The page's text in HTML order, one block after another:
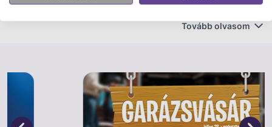
részlettel rendelkezik, ami segít, hogy igazi
ínyencségeket tudj elkészíteni. Az édességek színét és
fejleszted saját kézügyességed és a kreativitásod.
Tovább olvasom